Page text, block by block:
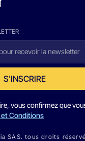
S'INSCRIRE
vous confirmez que
Conditions
SAS. tous droits